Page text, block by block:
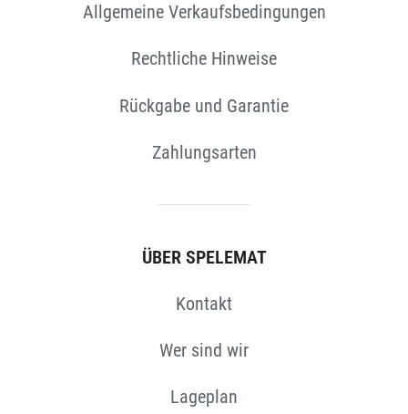
Allgemeine Verkaufsbedingungen
Rechtliche Hinweise
Rückgabe und Garantie
Zahlungsarten
ÜBER SPELEMAT
Kontakt
Wer sind wir
Lageplan